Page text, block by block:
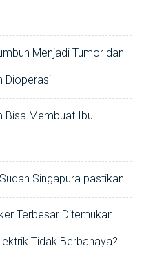
Menjadi Tumor dan
Dioperasi
Bisa Membuat Ibu
Singapura pastikan
Terbesar Ditemukan
Tidak Berbahaya?